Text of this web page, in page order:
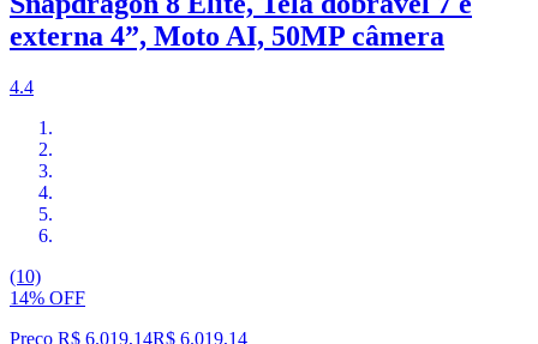
externa 4”, Moto AI, 50MP câmera
4.4
(10)
14% OFF
Preço R$ 6.019,14R$ 6.019,14